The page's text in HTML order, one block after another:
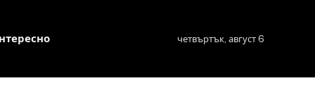
четвъртък, август 6